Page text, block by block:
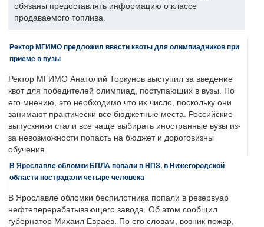
обязаны предоставлять информацию о классе
продаваемого топлива.
Ректор МГИМО предложил ввести квоты для олимпиадников при
приеме в вузы
Ректор МГИМО Анатолий Торкунов выступил за введение
квот для победителей олимпиад, поступающих в вузы. По
его мнению, это необходимо что их число, поскольку они
занимают практически все бюджетные места. Российские
выпускники стали все чаще выбирать иностранные вузы из-
за невозможности попасть на бюджет и дороговизны
обучения.
В Ярославле обломки БПЛА попали в НПЗ, в Нижегородской
области пострадали четыре человека
В Ярославле обломки беспилотника попали в резервуар
нефтеперерабатывающего завода. Об этом сообщил
губернатор Михаил Евраев. По его словам, возник пожар,